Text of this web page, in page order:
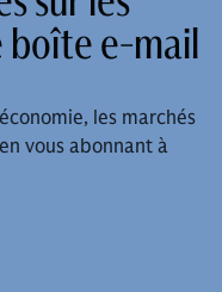
boîte e-mail
les marchés
vous abonnant à